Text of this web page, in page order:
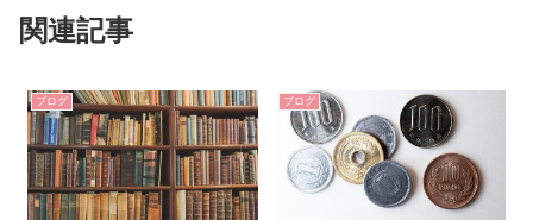
関連記事
ブログ ブログ